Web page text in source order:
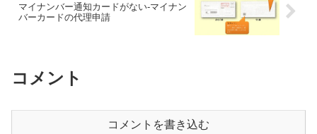
マイナンバー通知カードがない-マイナン
バーカードの代理申請
コメント
コメントを書き込む